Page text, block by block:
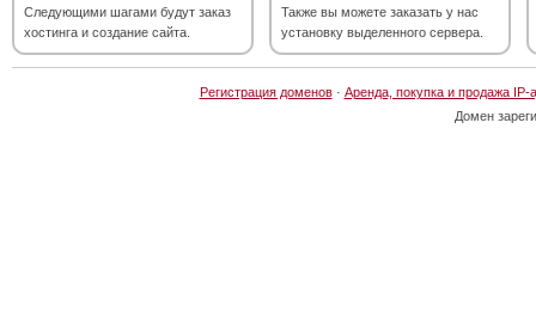
Следующими шагами будут заказ
хостинга и создание сайта.
Также вы можете заказать у нас
установку выделенного сервера.
Регистрация доменов· Аренда, покупка и продажа IP-
Домен